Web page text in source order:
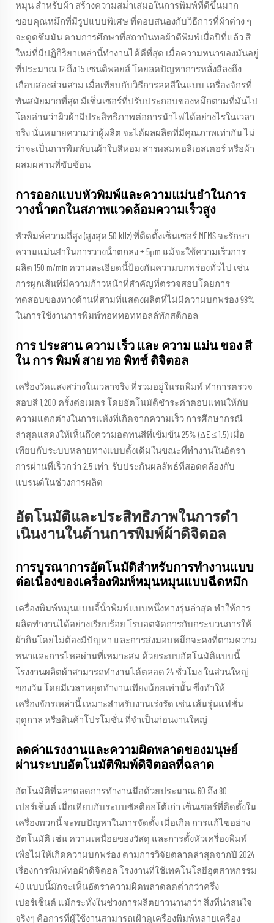
หมุน สําหรับผ้า สร้างความสม่ําเสมอในการพิมพ์ที่ดีขึ้นมาก
ขอบคุณหมึกที่มีรูปแบบพิเศษ ที่ตอบสนองกับวิธีการที่ผ้าต่าง ๆ
จะดูดซึมมัน ตามการศึกษาที่สถาบันทอผ้าตีพิมพ์เมื่อปีที่แล้ว สี
ใหม่ที่มีปฏิกิริยาเหล่านี้ทํางานได้ดีที่สุด เมื่อความหนาของมันอยู่
ที่ประมาณ 12 ถึง 15 เซนติพอยส์ โดยลดปัญหาการหลั่งสีลงถึง
เกือบสองส่วนสาม เมื่อเทียบกับวิธีการลดสีในแบบ เครื่องจักรที่
ทันสมัยมากที่สุด มีเซ็นเซอร์ที่ปรับประกอบของหมึกตามที่มันไป
โดยอ่านว่าผิวผ้ามีประสิทธิภาพต่อการนําไฟได้อย่างไรในเวลา
จริง นั่นหมายความว่าผู้ผลิต จะได้ผลผลิตที่มีคุณภาพเท่ากัน ไม่
ว่าจะเป็นการพิมพ์บนผ้าใบสีหอม สารผสมพอลิเอสเตอร์ หรือผ้า
ผสมผสานที่ซับซ้อน
การออกแบบหัวพิมพ์และความแม่นยําในการ
วางน้ําตกในสภาพแวดล้อมความเร็วสูง
หัวพิมพ์ความถี่สูง (สูงสุด 50 kHz) ที่ติดตั้งเซ็นเซอร์ MEMS จะรักษา
ความแม่นยําในการวางน้ําตกลง ± 5μm แม้จะใช้ความเร็วการ
ผลิต 150 m/min ความละเอียดนี้ป้องกันความบกพร่องทั่วไป เช่น
การผูกเส้นที่มีความก้าวหน้าที่สําคัญที่ตรวจสอบโดยการ
ทดสอบของทางด้านที่สามที่แสดงผลิตที่ไม่มีความบกพร่อง 98%
ในการใช้งานการพิมพ์ทอททอททอลล์ทักสติกอล
การ ประสาน ความ เร็ว และ ความ แม่น ของ สี
ใน การ พิมพ์ สาย ทอ พิทช์ ดิจิตอล
เครื่องวัดแสงสว่างในเวลาจริง ที่รวมอยู่ในรถพิมพ์ ทําการตรวจ
สอบสี 1,200 ครั้งต่อเมตร โดยอัตโนมัติชําระค่าตอบแทนให้กับ
ความแตกต่างในการแห้งที่เกิดจากความเร็ว การศึกษากรณี
ล่าสุดแสดงให้เห็นถึงความอดทนสีที่เข้มข้น 25% (ΔE ≤ 1.5) เมื่อ
เทียบกับระบบหลายทางแบบดั้งเดิมในขณะที่ทํางานในอัตรา
การผ่านที่เร็วกว่า 2.5 เท่า, รับประกันผลลัพธ์ที่สอดคล้องกับ
แบรนด์ในช่วงการผลิต
อัตโนมัติและประสิทธิภาพในการดํา
เนินงานในด้านการพิมพ์ผ้าดิจิตอล
การบูรณาการอัตโนมัติสําหรับการทํางานแบบ
ต่อเนื่องของเครื่องพิมพ์หมุนหมุนแบบฉีดหมึก
เครื่องพิมพ์หมุนแบบจี้น้ําพิมพ์แบบหนึ่งทางรุ่นล่าสุด ทําให้การ
ผลิตทํางานได้อย่างเรียบร้อย โรบอตจัดการกับกระบวนการให้
ผ้ากินโดยไม่ต้องมีปัญหา และการส่งมอบหมึกจะคงที่ตามความ
หนาและการไหลผ่านที่เหมาะสม ด้วยระบบอัตโนมัติแบบนี้
โรงงานผลิตผ้าสามารถทํางานได้ตลอด 24 ชั่วโมง ในส่วนใหญ่
ของวัน โดยมีเวลาหยุดทํางานเพียงน้อยเท่านั้น ซึ่งทําให้
เครื่องจักรเหล่านี้ เหมาะสําหรับงานเร่งรัด เช่น เส้นรุ่นแฟชั่น
ฤดูกาล หรือสินค้าโปรโมชั่น ที่จําเป็นก่อนงานใหญ่
ลดค่าแรงงานและความผิดพลาดของมนุษย์
ผ่านระบบอัตโนมัติพิมพ์ดิจิตอลที่ฉลาด
อัตโนมัติที่ฉลาดลดการทํางานมือด้วยประมาณ 60 ถึง 80
เปอร์เซ็นต์ เมื่อเทียบกับระบบซัลติออโต้เก่า เซ็นเซอร์ที่ติดตั้งใน
เครื่องพวกนี้ จะพบปัญหาในการจัดตั้ง เมื่อเกิด การแก้ไขอย่าง
อัตโนมัติ เช่น ความเหนื่อยของวัสดุ และการตั้งหัวเครื่องพิมพ์
เพื่อไม่ให้เกิดความบกพร่อง ตามการวิจัยตลาดล่าสุดจากปี 2024
เรื่องการพิมพ์ทอผ้าดิจิตอล โรงงานที่ใช้เทคโนโลยีอุตสาหกรรม
4.0 แบบนี้มักจะเห็นอัตราความผิดพลาดลดต่ํากว่าครึ่ง
เปอร์เซ็นต์ แม้กระทั่งในช่วงการผลิตยาวนานกว่า สิ่งที่น่าสนใจ
จริงๆ คือการที่ผู้ใช้งานสามารถเฝ้าดูเครื่องพิมพ์หลายเครื่อง